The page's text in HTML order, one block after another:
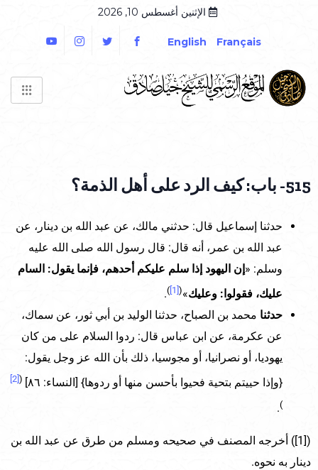
الإثنين أغسطس 10, 2026
Français
English
515- باب: كيف الرد على أهل الذمة؟
حدثنا إسماعيل قال: حدثني مالك، عن عبد الله بن دينار، عن
عبد الله بن عمر، أنه قال: قال رسول الله صلى الله عليه
وسلم: «إن اليهود إذا سلم عليكم أحدهم، فإنما يقول: السام
عليك، فقولوا: وعليك»
(
)
.
حدثنا محمد بن الصباح، حدثنا الوليد بن أبي ثور، عن سماك،
عن عكرمة، عن ابن عباس قال: ردوا السلام على من كان
يهوديا، أو نصرانيا، أو مجوسيا، ذلك بأن الله عز وجل يقول:
{وإذا حييتم بتحية فحيوا بأحسن منها أو ردوها} [النساء: ٨٦]
(
)
.
([1]) أخرجه المصنف في صحيحه ومسلم من طرق عن عبد الله بن
دينار به نحوه.